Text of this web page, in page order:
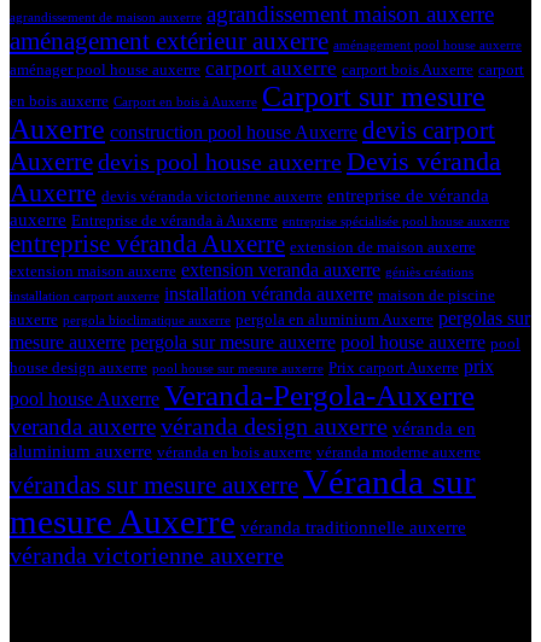
agrandissement de maison auxerre agrandissement maison auxerre
aménagement extérieur auxerre aménagement pool house auxerre
aménager pool house auxerre carport auxerre carport bois Auxerre carport
en bois auxerre Carport en bois à Auxerre Carport sur mesure
Auxerre construction pool house Auxerre devis carport
Auxerredevis pool house auxerreDevis véranda
Auxerre devis véranda victorienne auxerre entreprise de véranda
auxerre Entreprise de véranda à Auxerre entreprise spécialisée pool house auxerre
entreprise véranda Auxerre extension de maison auxerre
extension maison auxerre extension veranda auxerre géniès créations
installation carport auxerre installation véranda auxerre maison de piscine
auxerre pergola bioclimatique auxerre pergola en aluminium Auxerre pergolas sur
mesure auxerre pergola sur mesure auxerre pool house auxerre pool
house design auxerre pool house sur mesure auxerre Prix carport Auxerre prix
pool house Auxerre Veranda-Pergola-Auxerre
veranda auxerrevéranda design auxerre véranda en
aluminium auxerre véranda en bois auxerre véranda moderne auxerre
vérandas sur mesure auxerreVéranda sur
mesure Auxerre véranda traditionnelle auxerre
véranda victorienne auxerre